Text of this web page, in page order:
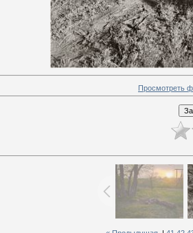
Просмотреть